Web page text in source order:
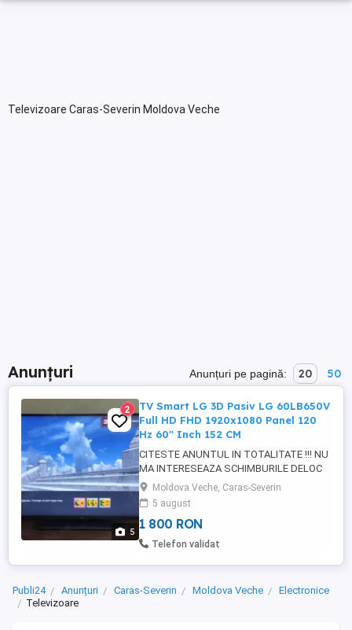
Televizoare Caras-Severin Moldova Veche
Anunțuri Anunțuri pe pagină: 20 50
5
2
TV Smart LG 3D Pasiv LG 60LB650V
Full HD FHD 1920x1080 Panel 120
Hz 60" Inch 152 CM
CITESTE ANUNTUL IN TOTALITATE !!! NU
MA INTERESEAZA SCHIMBURILE DELOC
!!! Vand TV Smart LG 3D Pasiv LG
60LB650V Full HD FHD 1920x1080 Panel
120Hz 60" Inch 152cm - RARITATE !!! Poze
reale cu exact ceea ce vind. Aici nu am
putut sa adaug decit 5 poze, din cauza
Moldova Veche, Caras-Severin
5 august
1 800 RON
Telefon validat
Publi24 Anunțuri Caras-Severin Moldova Veche
Electronice
Televizoare